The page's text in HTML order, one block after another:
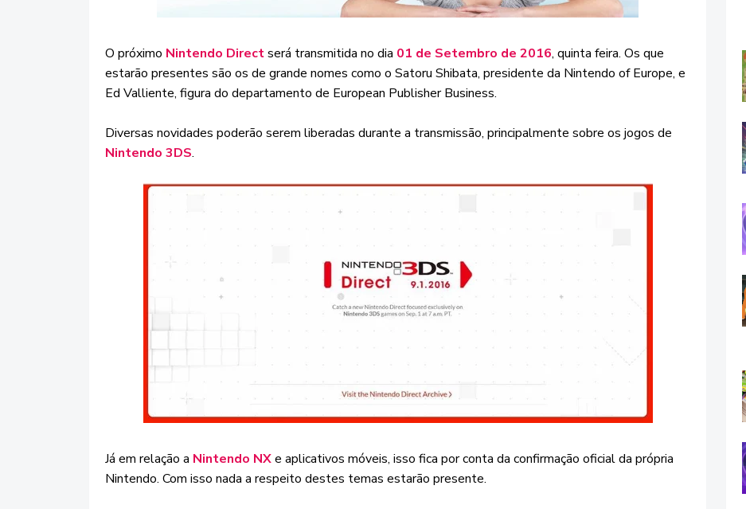
O próximo Nintendo Directserá transmitida no dia 01 de Setembro de 2016, quinta feira. Os que
estarão presentes são os de grande nomes como o Satoru Shibata, presidente da Nintendo of Europe, e
Ed Valliente, figura do departamento de European Publisher Business.
Diversas novidades poderão serem liberadas durante a transmissão, principalmente sobre os jogos de
Nintendo 3DS.
Já em relação a Nintendo NXe aplicativos móveis, isso fica por conta da confirmação oficial da própria
Nintendo. Com isso nada a respeito destes temas estarão presente.